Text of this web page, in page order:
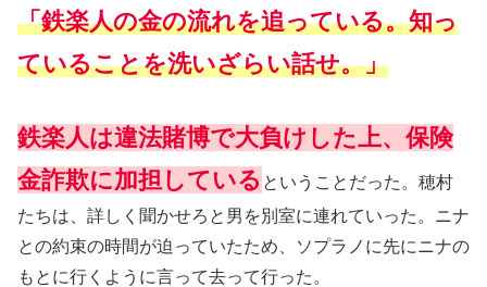
「鉄楽人の金の流れを追っている。知っ
ていることを洗いざらい話せ。」
鉄楽人は違法賭博で大負けした上、保険
金詐欺に加担している ということだった。穂村
たちは、詳しく聞かせろと男を別室に連れていった。ニナ
との約束の時間が迫っていたため、ソプラノに先にニナの
もとに行くように言って去って行った。